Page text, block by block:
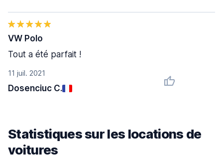
11 juil. 2021
Dosenciuc C.
VW Polo
Tout a été parfait !
Statistiques sur les locations de
voitures